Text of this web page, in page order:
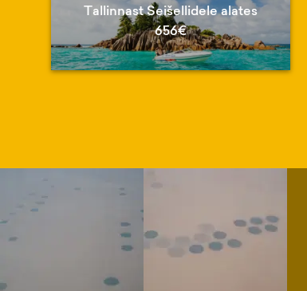
Tallinnast Seišellidele alates
656€